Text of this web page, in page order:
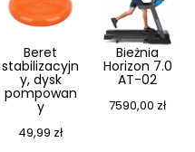
Beret
stabilizacyjn
y, dysk
pompowan
y
49,99 zł
Bieżnia
Horizon 7.0
AT-02
7590,00 zł